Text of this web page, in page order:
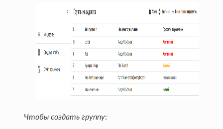
Чтобы создать группу: